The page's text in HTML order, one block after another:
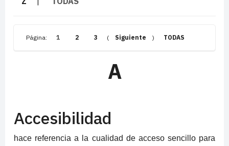
Página: 1 2 3 ( Siguiente ) TODAS
A
Accesibilidad
hace referencia a la cualidad de acceso sencillo para